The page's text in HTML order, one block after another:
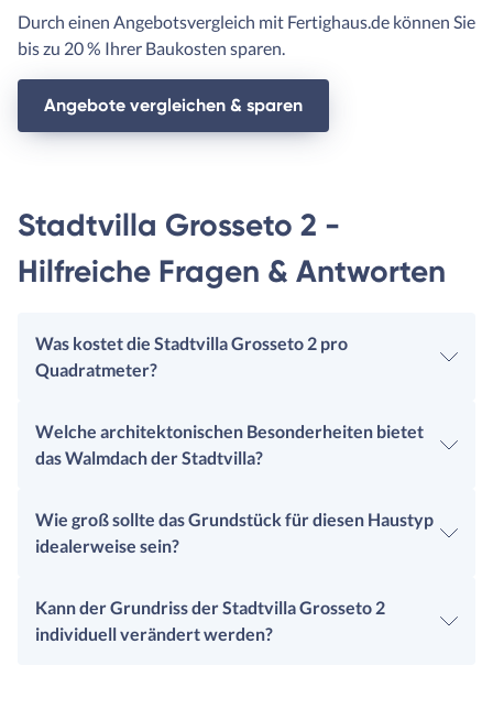
Durch einen Angebotsvergleich mit Fertighaus.de können Sie
bis zu 20 % Ihrer Baukosten sparen.
Angebote vergleichen & sparen
Stadtvilla Grosseto 2 -
Hilfreiche Fragen & Antworten
Was kostet die Stadtvilla Grosseto 2 pro
Quadratmeter?
Welche architektonischen Besonderheiten bietet
das Walmdach der Stadtvilla?
Wie groß sollte das Grundstück für diesen Haustyp
idealerweise sein?
Kann der Grundriss der Stadtvilla Grosseto 2
individuell verändert werden?